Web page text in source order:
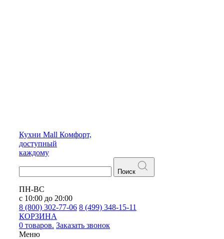
Кухни Mall Комфорт,
доступный
каждому
Поиск
ПН-ВС
с 10:00 до 20:00
8 (800) 302-77-06 8 (499) 348-15-11
КОРЗИНА
0 товаров. Заказать звонок
Меню